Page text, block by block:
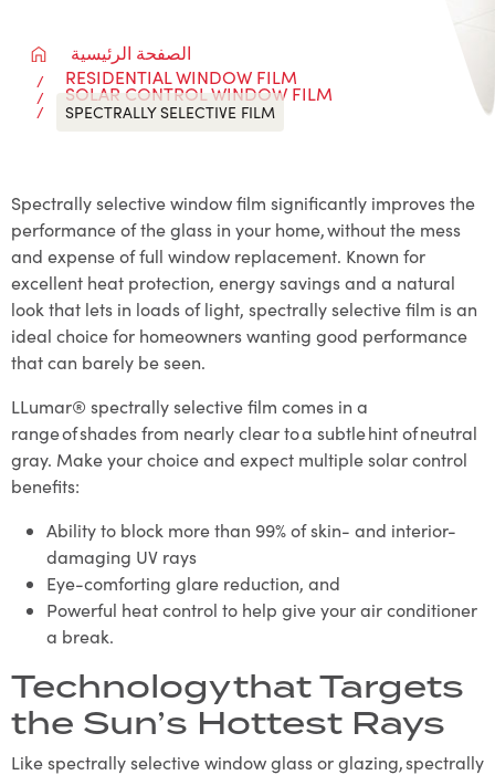
الصفحة الرئيسية
RESIDENTIAL WINDOW FILM
SOLAR CONTROL WINDOW FILM
SPECTRALLY SELECTIVE FILM
Spectrally selective window film significantly improves the
performance of the glass in your home, without the mess
and expense of full window replacement. Known for
excellent heat protection, energy savings and a natural
look that lets in loads of light, spectrally selective film is an
ideal choice for homeowners wanting good performance
that can barely be seen.
LLumar® spectrally selective film comes in a
range of shades from nearly clear to a subtle hint of neutral
gray. Make your choice and expect multiple solar control
benefits:
Ability to block more than 99% of skin- and interior-
damaging UV rays
Eye-comforting glare reduction, and
Powerful heat control to help give your air conditioner
a break.
Technology that Targets
the Sun’s Hottest Rays
Like spectrally selective window glass or glazing, spectrally